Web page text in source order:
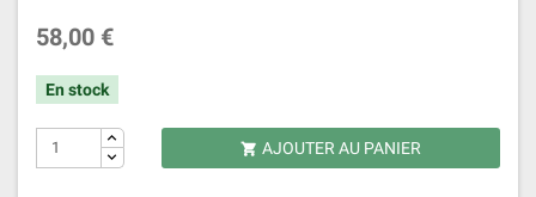
58,00 €
En stock
 AJOUTER AU PANIER